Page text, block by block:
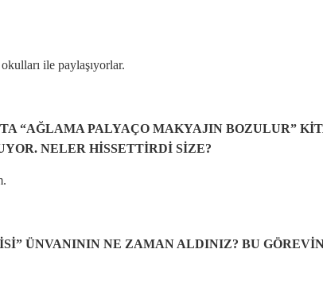
ile paylaşıyorlar.
“AĞLAMA PALYAÇO MAKYAJIN BOZULUR”
NELER HİSSETTİRDİ SİZE?
ÜNVANININ NE ZAMAN ALDINIZ? BU